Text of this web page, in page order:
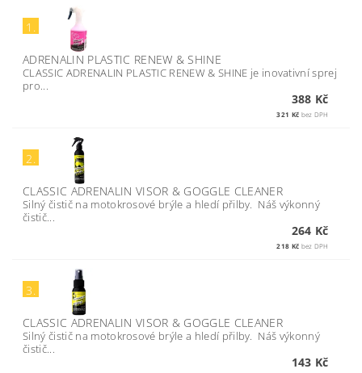
1.
ADRENALIN PLASTIC RENEW & SHINE
CLASSIC ADRENALIN PLASTIC RENEW & SHINE je inovativní sprej
pro...
388 Kč
321 Kč bez DPH
2.
CLASSIC ADRENALIN VISOR & GOGGLE CLEANER
Silný čistič na motokrosové brýle a hledí přilby. Náš výkonný
čistič...
264 Kč
218 Kč bez DPH
3.
CLASSIC ADRENALIN VISOR & GOGGLE CLEANER
Silný čistič na motokrosové brýle a hledí přilby. Náš výkonný
čistič...
143 Kč